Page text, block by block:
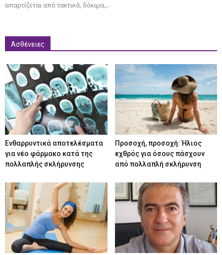
απαρτίζεται από τακτικά, δόκιμα,...
Ασθένειες
Eνθαρρυντικά αποτελέσματα
για νέο φάρμακο κατά της
πολλαπλής σκλήρυνσης
Προσοχή, προσοχή: Ήλιος
εχθρός για όσους πάσχουν
από πολλαπλή σκλήρυνση